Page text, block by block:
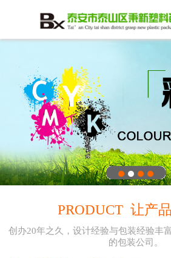
PRODUCT 让产
创办20年之久，设计经验与包装经验丰
的包装公司。